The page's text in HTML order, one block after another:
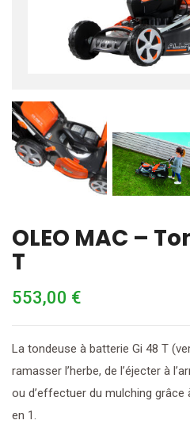
OLEO MAC –
T
553,00 €
La tondeuse à batterie Gi 48 T
ramasser l’herbe, de l’éjecter à
ou d’effectuer du mulching
en 1.